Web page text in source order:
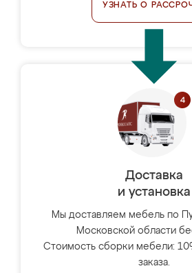
УЗНАТЬ О
Доставка
и установка
Мы доставляем мебель по
Московской области
Стоимость сборки мебели:
заказа.